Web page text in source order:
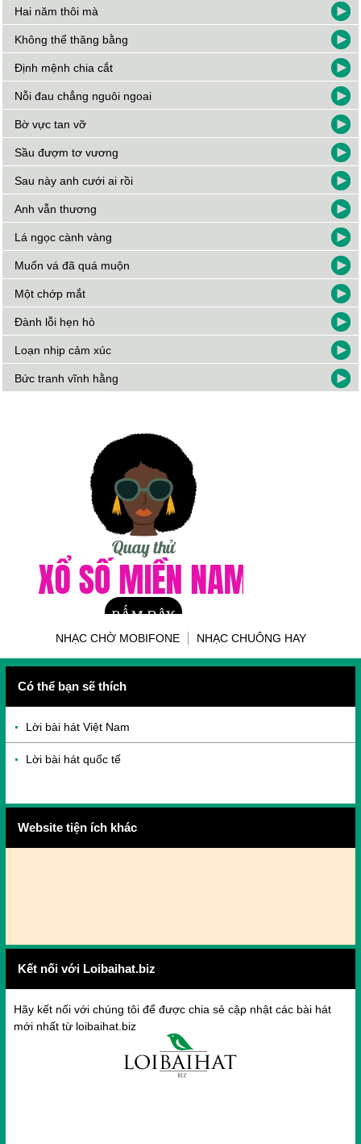
Hai năm thôi mà
Không thể thăng bằng
Định mệnh chia cắt
Nỗi đau chẳng nguôi ngoai
Bờ vực tan vỡ
Sầu đượm tơ vương
Sau này anh cưới ai rồi
Anh vẫn thương
Lá ngọc cành vàng
Muốn vá đã quá muộn
Một chớp mắt
Đành lỗi hẹn hò
Loạn nhịp cảm xúc
Bức tranh vĩnh hằng
NHẠC CHỜ MOBIFONE NHẠC CHUÔNG HAY
Có thể bạn sẽ thích
Lời bài hát Việt Nam
Lời bài hát quốc tế
Website tiện ích khác
Kết nối với Loibaihat.biz
Hãy kết nối với chúng tôi để được chia sẻ cập nhật các bài hát
mới nhất từ loibaihat.biz